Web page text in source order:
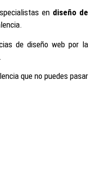
en diseño de
de diseño web por la
que no puedes pasar